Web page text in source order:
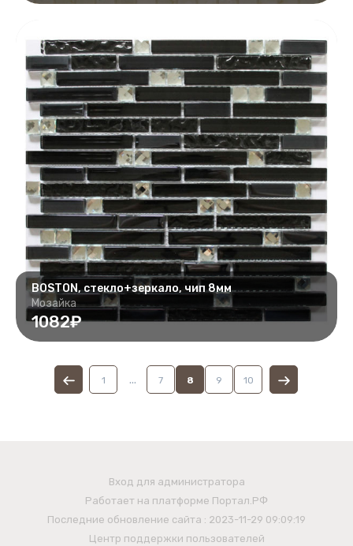
BOSTON, стекло+зеркало, чип 8мм
Мозайка
1082₽
1 ... 7 8 9 10
Вход для администратора
Работает на платформе Портал.РФ
Последние обновление сайта : 2023-11-29 09:09:19
Центр поддержки пользователей